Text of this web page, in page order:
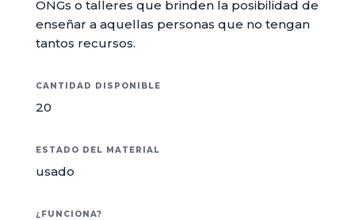
ONGs o talleres que brinden la posibilidad de
enseñar a aquellas personas que no tengan
tantos recursos.
CANTIDAD DISPONIBLE
20
ESTADO DEL MATERIAL
usado
¿FUNCIONA?